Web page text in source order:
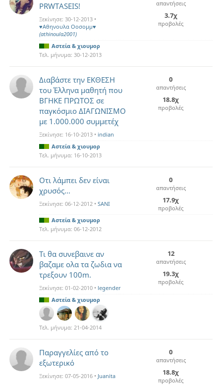
PRWTASEIS!
Ξεκίνησε: 30-12-2013 •
♥Αθηνουλα Οοσομμ♥
(athinoula2001)
απαντήσεις
3.7χ
προβολές
Αστεία & χιουμορ
Τελ. μήνυμα: 30-12-2013
Διαβάστε την ΕΚΘΕΣΗ
του Έλληνα μαθητή που
ΒΓΗΚΕ ΠΡΩΤΟΣ σε
παγκόσμιο ΔΙΑΓΩΝΙΣΜΟ
με 1.000.000 συμμετέχ
Ξεκίνησε: 16-10-2013 • indian
0
απαντήσεις
18.8χ
προβολές
Αστεία & χιουμορ
Τελ. μήνυμα: 16-10-2013
Οτι λάμπει δεν είναι
χρυσός...
Ξεκίνησε: 06-12-2012 • SANI
0
απαντήσεις
17.9χ
προβολές
Αστεία & χιουμορ
Τελ. μήνυμα: 06-12-2012
Τι θα συνεβαινε αν
βαζαμε ολα τα ζωδια να
τρεξουν 100m.
Ξεκίνησε: 01-02-2010 • legender
12
απαντήσεις
19.3χ
προβολές
Αστεία & χιουμορ
Τελ. μήνυμα: 21-04-2014
Παραγγελίες από το
εξωτερικό
Ξεκίνησε: 07-05-2016 • Juanita
0
απαντήσεις
18.8χ
προβολές